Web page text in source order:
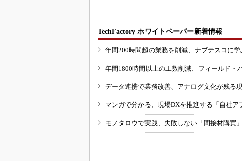
TechFactory ホワイトペーパー新着情報
年間200時間超の業務を削減、ナブテスコに学
年間1800時間以上の工数削減、フィールド・
データ連携で業務改善、アナログ文化が残る
マンガで分かる、現場DXを推進する「自社
モノタロウで実践、失敗しない「間接材購買